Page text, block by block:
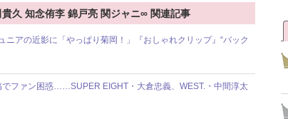
久 知念侑李 錦戸亮 関ジャニ∞ 関連記事
ニアの近影に「やっぱり菊岡！」『おしゃれクリップ』“バック
でファン困惑……SUPER EIGHT・大倉忠義、WEST.・中間淳太